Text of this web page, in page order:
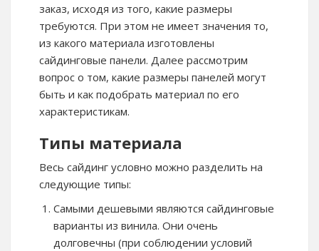
заказ, исходя из того, какие размеры
требуются. При этом не имеет значения то,
из какого материала изготовлены
сайдинговые панели. Далее рассмотрим
вопрос о том, какие размеры панелей могут
быть и как подобрать материал по его
характеристикам.
Типы материала
Весь сайдинг условно можно разделить на
следующие типы:
Самыми дешевыми являются сайдинговые
варианты из винила. Они очень
долговечны (при соблюдении условий